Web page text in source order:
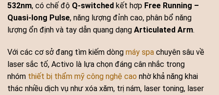
532nm, có chế độ Q-switched kết hợp Free Running –
Quasi-long Pulse, năng lượng đỉnh cao, phân bổ năng
lượng ổn định và tay dẫn quang dạng Articulated Arm.
Với các cơ sở đang tìm kiếm dòng máy spa chuyên sâu về
laser sắc tố, Activo là lựa chọn đáng cân nhắc trong
nhóm thiết bị thẩm mỹ công nghệ cao nhờ khả năng khai
thác nhiều dịch vụ như xóa xăm, trị nám, laser toning, laser